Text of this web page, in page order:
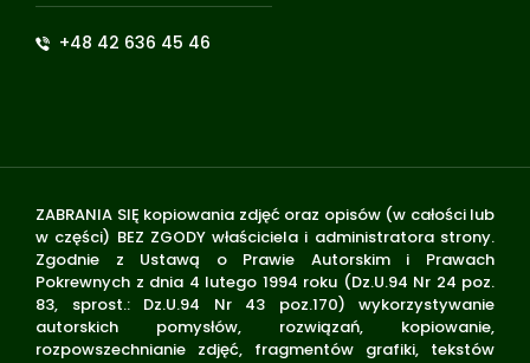
+48 42 636 45 46
ZABRANIA SIĘ kopiowania zdjęć oraz opisów (w całości lub
w części) BEZ ZGODY właściciela i administratora strony.
Zgodnie z Ustawą o Prawie Autorskim i Prawach
Pokrewnych z dnia 4 lutego 1994 roku (Dz.U.94 Nr 24 poz.
83, sprost.: Dz.U.94 Nr 43 poz.170) wykorzystywanie
autorskich pomysłów, rozwiązań, kopiowanie,
rozpowszechnianie zdjęć, fragmentów grafiki, tekstów